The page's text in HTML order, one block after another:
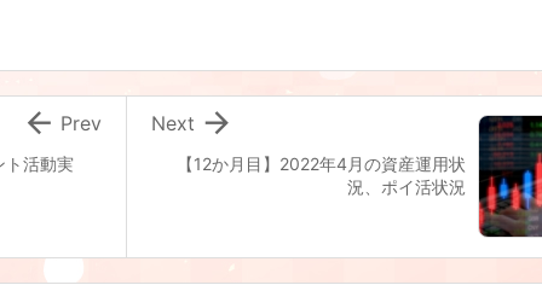
【12か月目】2022年4月の資産運用状
況、ポイ活状況

Next
ト活動実
 Prev